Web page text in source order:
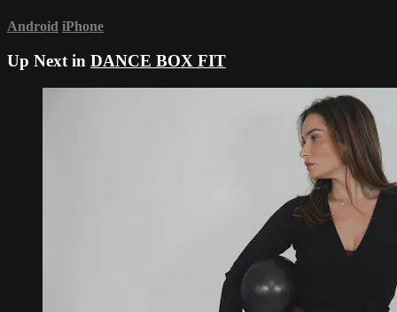
Android iPhone
Up Next in DANCE BOX FIT